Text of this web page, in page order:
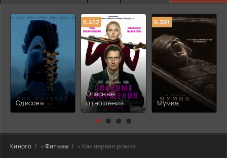
Одиссея
6.452
Опасные
отношения
6.391
Мумия
Киного » Фильмы » Как первая рюмка